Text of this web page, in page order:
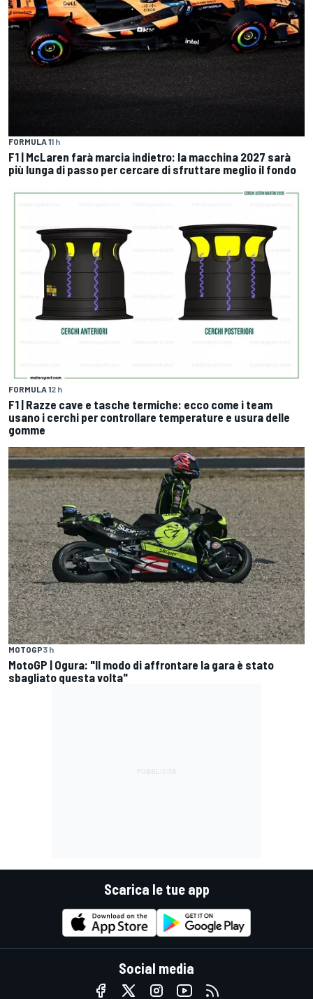
FORMULA 11 h
F1 | McLaren farà marcia indietro: la macchina 2027 sarà
più lunga di passo per cercare di sfruttare meglio il fondo
FORMULA 12 h
F1 | Razze cave e tasche termiche: ecco come i team
usano i cerchi per controllare temperature e usura delle
gomme
MOTOGP3 h
MotoGP | Ogura: "Il modo di affrontare la gara è stato
sbagliato questa volta"
Scarica le tue app
Social media